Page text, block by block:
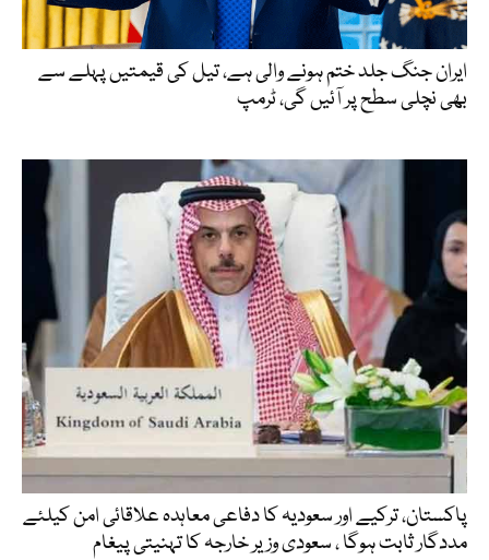
ایران جنگ جلد ختم ہونے والی ہے، تیل کی قیمتیں پہلے سے
بھی نچلی سطح پر آئیں گی، ٹرمپ
پاکستان، ترکیے اور سعودیہ کا دفاعی معاہدہ علاقائی امن کیلئے
مددگار ثابت ہوگا ، سعودی وزیر خارجہ کا تہنیتی پیغام